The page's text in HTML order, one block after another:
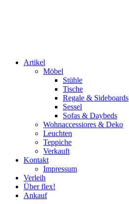
Artikel
Möbel
Stühle
Tische
Regale & Sideboards
Sessel
Sofas & Daybeds
Wohnaccessiores & Deko
Leuchten
Teppiche
Verkauft
Kontakt
Impressum
Verleih
Über flex!
Ankauf